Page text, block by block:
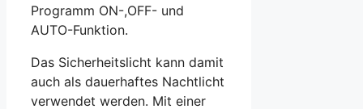
Programm ON-,OFF- und
AUTO-Funktion.
Das Sicherheitslicht kann damit
auch als dauerhaftes Nachtlicht
verwendet werden. Mit einer